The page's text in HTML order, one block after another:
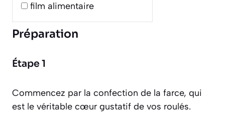
film alimentaire
Préparation
Étape 1
Commencez par la confection de la farce, qui
est le véritable cœur gustatif de vos roulés.